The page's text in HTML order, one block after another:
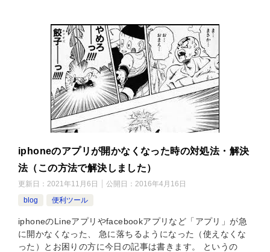
iphoneのアプリが開かなくなった時の対処法・解決
法（この方法で解決しました）
更新日： 2021年11月6日 公開日： 2016年4月16日
blog
便利ツール
iphoneのLineアプリやfacebookアプリなど「アプリ」が急
に開かなくなった、 急に落ちるようになった（使えなくな
った）とお困りの方に今日の記事は書きます。 というの